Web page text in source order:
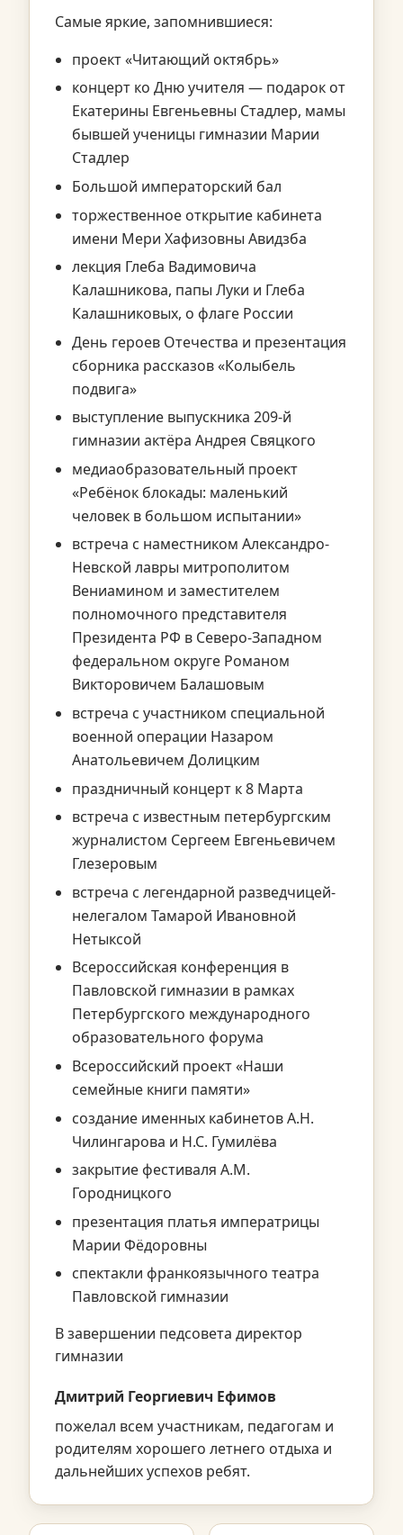
Самые яркие, запомнившиеся:
проект «Читающий октябрь»
концерт ко Дню учителя — подарок от
Екатерины Евгеньевны Стадлер, мамы
бывшей ученицы гимназии Марии
Стадлер
Большой императорский бал
торжественное открытие кабинета
имени Мери Хафизовны Авидзба
лекция Глеба Вадимовича
Калашникова, папы Луки и Глеба
Калашниковых, о флаге России
День героев Отечества и презентация
сборника рассказов «Колыбель
подвига»
выступление выпускника 209-й
гимназии актёра Андрея Свяцкого
медиаобразовательный проект
«Ребёнок блокады: маленький
человек в большом испытании»
встреча с наместником Александро-
Невской лавры митрополитом
Вениамином и заместителем
полномочного представителя
Президента РФ в Северо-Западном
федеральном округе Романом
Викторовичем Балашовым
встреча с участником специальной
военной операции Назаром
Анатольевичем Долицким
праздничный концерт к 8 Марта
встреча с известным петербургским
журналистом Сергеем Евгеньевичем
Глезеровым
встреча с легендарной разведчицей-
нелегалом Тамарой Ивановной
Нетыксой
Всероссийская конференция в
Павловской гимназии в рамках
Петербургского международного
образовательного форума
Всероссийский проект «Наши
семейные книги памяти»
создание именных кабинетов А.Н.
Чилингарова и Н.С. Гумилёва
закрытие фестиваля А.М.
Городницкого
презентация платья императрицы
Марии Фёдоровны
спектакли франкоязычного театра
Павловской гимназии
В завершении педсовета директор
гимназии
Дмитрий Георгиевич Ефимов
пожелал всем участникам, педагогам и
родителям хорошего летнего отдыха и
дальнейших успехов ребят.